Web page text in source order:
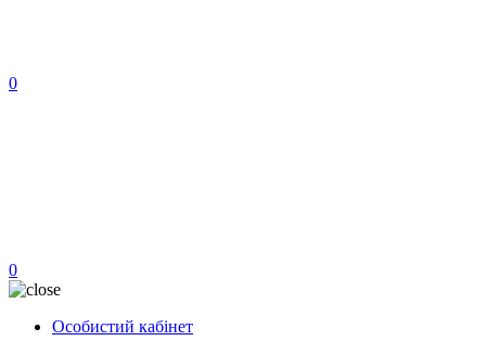
0
0
Особистий кабінет